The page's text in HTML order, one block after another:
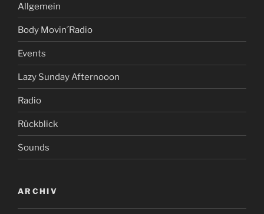
Allgemein
Body Movin´Radio
Events
Lazy Sunday Afternooon
Radio
Rückblick
Sounds
ARCHIV